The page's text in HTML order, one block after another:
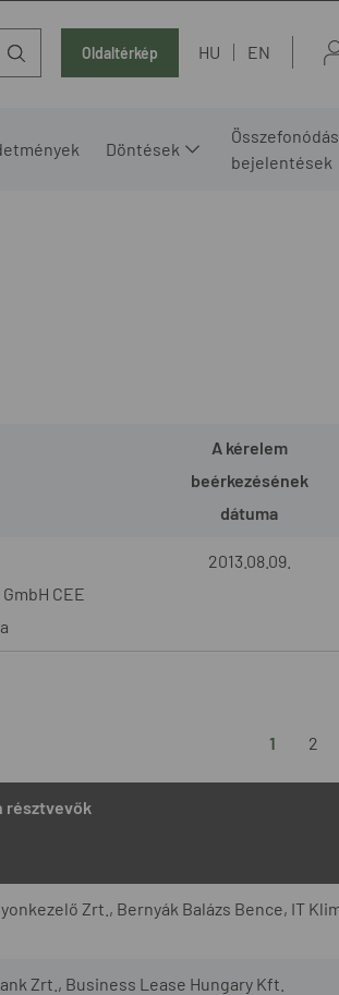
Oldaltérkép HU EN
Döntések
bejelentések
A kérelem
beérkezésének
dátuma
CEE
2013.08.09.
1 2
résztvevők
Zrt., Bernyák Balázs Bence, IT
Zrt., Business Lease Hungary Kft.